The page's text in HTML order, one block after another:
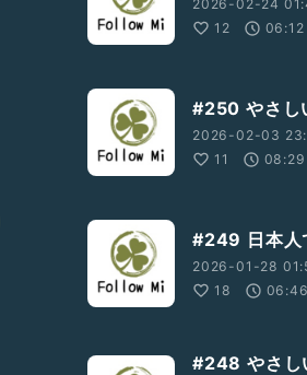
2026-02-24
12
06:12
#250 やさし
2026-02-03
11
08:29
#249 日本人
2026-01-28
18
06:46
#248 やさし